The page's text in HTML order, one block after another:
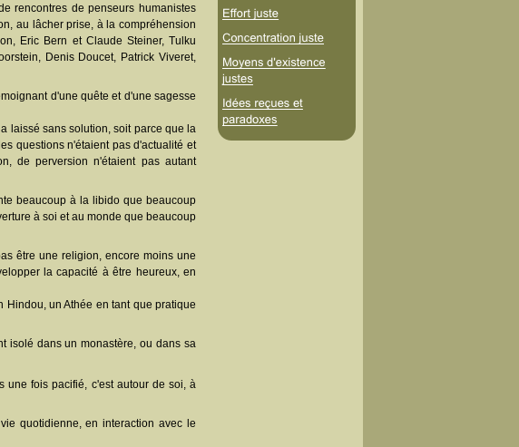
rencontres de penseurs humanistes
au lâcher prise, à la compréhension
Eric Bern et Claude Steiner, Tulku
Denis Doucet, Patrick Viveret,
d'une quête et d'une sagesse
laissé sans solution, soit parce que la
questions n'étaient pas d'actualité et
de perversion n'étaient pas autant
beaucoup à la libido que beaucoup
à soi et au monde que beaucoup
être une religion, encore moins une
la capacité à être heureux, en
un Athée en tant que pratique
isolé dans un monastère, ou dans sa
une fois pacifié, c'est autour de soi, à
quotidienne, en interaction avec le